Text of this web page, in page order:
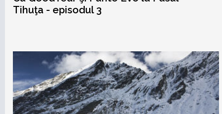
Tihuţa - episodul 3